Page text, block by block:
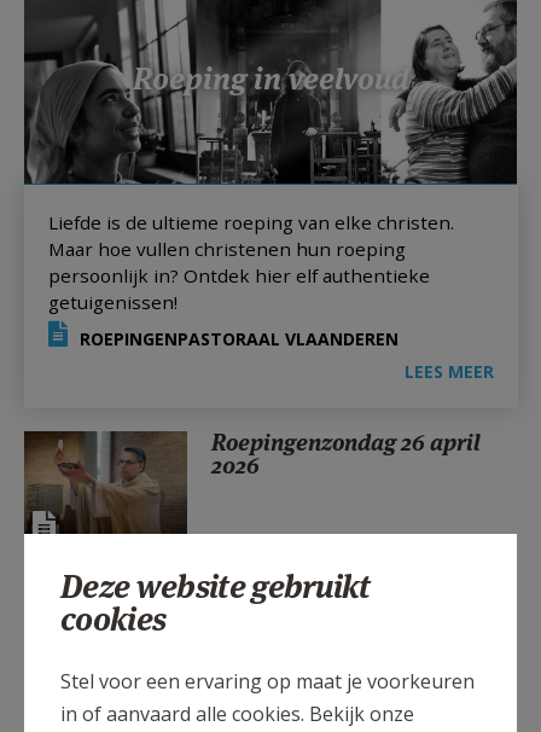
AANMELDEN OF REGISTREREN
Roeping in veelvoud
Liefde is de ultieme roeping van elke christen.
Maar hoe vullen christenen hun roeping
persoonlijk in? Ontdek hier elf authentieke
getuigenissen!
ROEPINGENPASTORAAL VLAANDEREN
LEES MEER
Roepingenzondag 26 april
2026
Heb je een vraag of zoek je
Deze website gebruikt
cookies
Stel voor een ervaring op maat je voorkeuren
in of aanvaard alle cookies. Bekijk onze